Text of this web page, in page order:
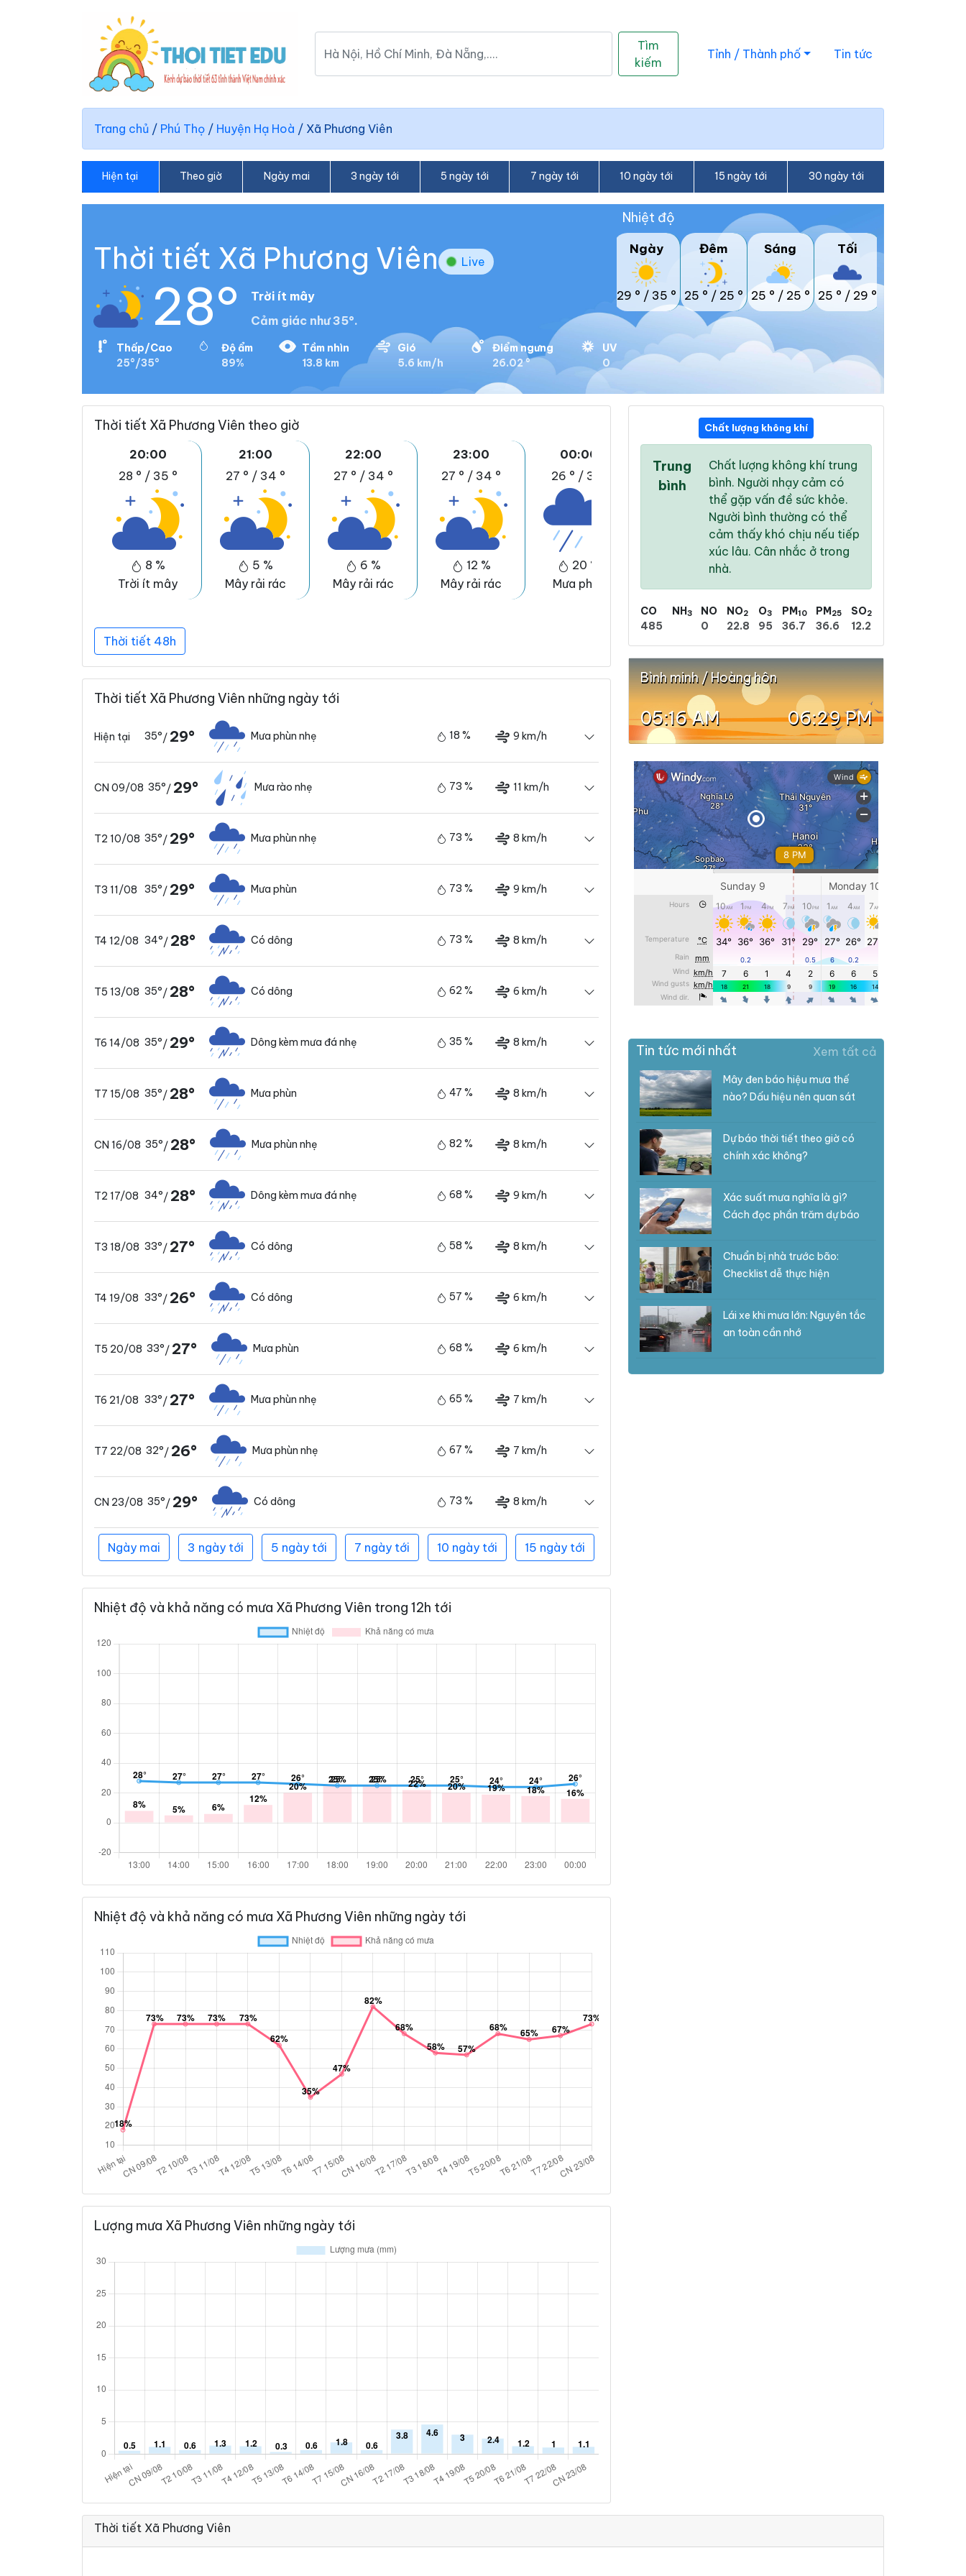
Tìm
kiếm
Tỉnh / Thành phố Tin tức
Trang chủ / Phú Thọ / Huyện Hạ Hoà / Xã Phương Viên
Hiện tại Theo giờ Ngày mai 3 ngày tới 5 ngày tới 7 ngày tới 10 ngày tới 15 ngày tới 30 ngày tới
Thời tiết Xã Phương Viên Live
28°
Trời ít mây
Cảm giác như 35°.
Thấp/Cao
25°/35°
Độ ẩm
89%
Tầm nhìn
13.8 km
Gió
5.6 km/h
Điểm ngưng
26.02 °
UV
0
Nhiệt độ
Ngày
29 ° / 35 °
Đêm
25 ° / 25 °
Sáng
25 ° / 25 °
Tối
25 ° / 29 °
Thời tiết Xã Phương Viên theo giờ
20:00
28 ° / 35 °
8 %
Trời ít mây
21:00
27 ° / 34 °
5 %
Mây rải rác
22:00
27 ° / 34 °
6 %
Mây rải rác
23:00
27 ° / 34 °
12 %
Mây rải rác
00:00
26 ° / 31 °
20 %
Mưa phùn
25 °/ 31 °
25 °
30 °
Thời tiết 48h
Thời tiết Xã Phương Viên những ngày tới
Hiện tại 35°/ 29° Mưa phùn nhẹ 18 % 9 km/h
CN 09/08 35°/ 29° Mưa rào nhẹ 73 % 11 km/h
T2 10/08 35°/ 29° Mưa phùn nhẹ 73 % 8 km/h
T3 11/08 35°/ 29° Mưa phùn 73 % 9 km/h
T4 12/08 34°/ 28° Có dông 73 % 8 km/h
T5 13/08 35°/ 28° Có dông 62 % 6 km/h
T6 14/08 35°/ 29° Dông kèm mưa đá nhẹ 35 % 8 km/h
T7 15/08 35°/ 28° Mưa phùn 47 % 8 km/h
CN 16/08 35°/ 28° Mưa phùn nhẹ 82 % 8 km/h
T2 17/08 34°/ 28° Dông kèm mưa đá nhẹ 68 % 9 km/h
T3 18/08 33°/ 27° Có dông 58 % 8 km/h
T4 19/08 33°/ 26° Có dông 57 % 6 km/h
T5 20/08 33°/ 27° Mưa phùn 68 % 6 km/h
T6 21/08 33°/ 27° Mưa phùn nhẹ 65 % 7 km/h
T7 22/08 32°/ 26° Mưa phùn nhẹ 67 % 7 km/h
CN 23/08 35°/ 29° Có dông 73 % 8 km/h
Ngày mai 3 ngày tới 5 ngày tới 7 ngày tới 10 ngày tới 15 ngày tới
Nhiệt độ và khả năng có mưa Xã Phương Viên trong 12h tới
Nhiệt độ và khả năng có mưa Xã Phương Viên những ngày tới
Lượng mưa Xã Phương Viên những ngày tới
Chất lượng không khí
Trung
bình
Chất lượng không khí trung
bình. Người nhạy cảm có
thể gặp vấn đề sức khỏe.
Người bình thường có thể
cảm thấy khó chịu nếu tiếp
xúc lâu. Cân nhắc ở trong
nhà.
CO
485
NH3
NO
0
NO2
22.8
O3
95
PM10
36.7
PM25
36.6
SO2
12.2
Bình minh / Hoàng hôn
05:16 AM 06:29 PM
Tin tức mới nhất Xem tất cả
Mây đen báo hiệu mưa thế
nào? Dấu hiệu nên quan sát
Dự báo thời tiết theo giờ có
chính xác không?
Xác suất mưa nghĩa là gì?
Cách đọc phần trăm dự báo
Chuẩn bị nhà trước bão:
Checklist dễ thực hiện
Lái xe khi mưa lớn: Nguyên tắc
an toàn cần nhớ
Thời tiết Xã Phương Viên